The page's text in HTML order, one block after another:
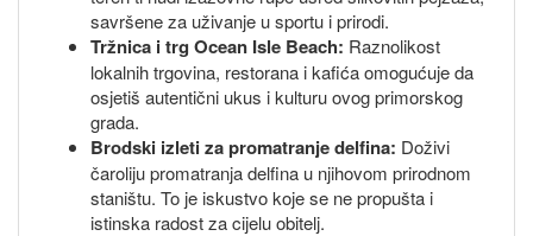
savršene za uživanje u sportu i prirodi.
Tržnica i trg Ocean Isle Beach: Raznolikost
lokalnih trgovina, restorana i kafića omogućuje da
osjetiš autentični ukus i kulturu ovog primorskog
grada.
Brodski izleti za promatranje delfina: Doživi
čaroliju promatranja delfina u njihovom prirodnom
staništu. To je iskustvo koje se ne propušta i
istinska radost za cijelu obitelj.